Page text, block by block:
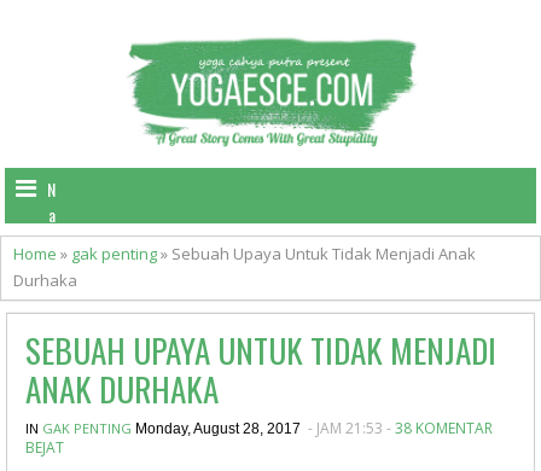
N
a
v
i
g
a
t
i
o
Home » gak penting» Sebuah Upaya Untuk Tidak Menjadi Anak
Durhaka
SEBUAH UPAYA UNTUK TIDAK MENJADI
ANAK DURHAKA
IN GAK PENTING Monday, August 28, 2017 - JAM 21:53 -38 KOMENTAR
BEJAT